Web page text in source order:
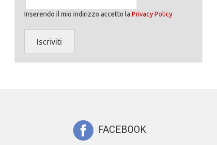
Inserendo il mio indirizzo accetto la Privacy Policy
FACEBOOK